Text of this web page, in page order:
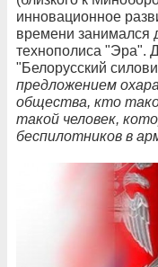
инновационное
времени занимался
технополиса "Эра".
"Белорусский
предложением
общества, кто
такой человек,
беспилотников в